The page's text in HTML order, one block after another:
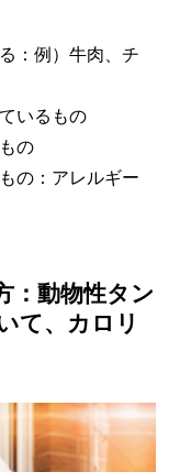
：例）牛肉、チ
いるもの
の
の：アレルギー
：動物性タン
て、カロリ